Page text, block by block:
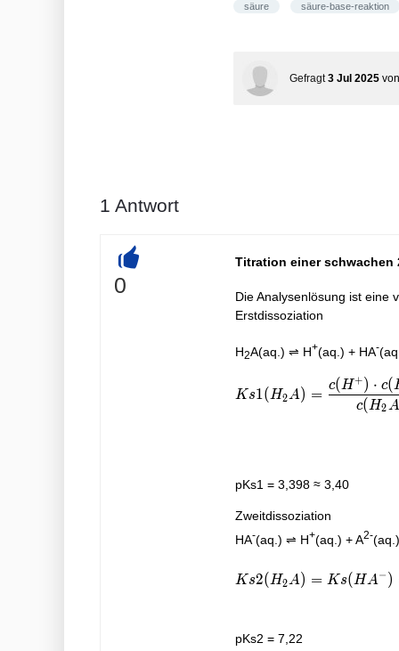
säure säure-base-reaktion
Gefragt 3 Jul 2025 von
1 Antwort
+
0
Titration einer schwachen
Die Analysenlösung ist eine
Erstdissoziation
H2A(aq.) ⇌ H+(aq.) + HA-
Ks1(H_{2}A) =
Ks1(H2A) =
c(H2A
c(H+) ⋅ c(
pKs1 = 3,398 ≈ 3,40
Zweitdissoziation
HA-(aq.) ⇌ H+(aq.) + A2-(aq.)
Ks2(H_{2}A) =
Ks2(H2A) = Ks(HA− )
pKs2 = 7,22